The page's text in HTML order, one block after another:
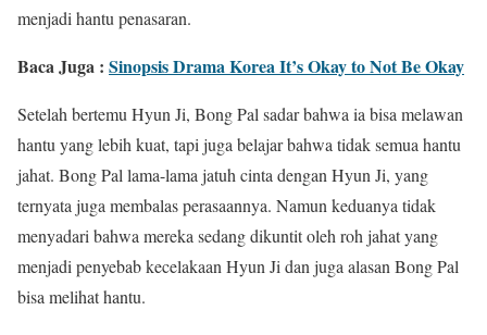
menjadi hantu penasaran.
Baca Juga : Sinopsis Drama Korea It’s Okay to Not Be Okay
Setelah bertemu Hyun Ji, Bong Pal sadar bahwa ia bisa melawan
hantu yang lebih kuat, tapi juga belajar bahwa tidak semua hantu
jahat. Bong Pal lama-lama jatuh cinta dengan Hyun Ji, yang
ternyata juga membalas perasaannya. Namun keduanya tidak
menyadari bahwa mereka sedang dikuntit oleh roh jahat yang
menjadi penyebab kecelakaan Hyun Ji dan juga alasan Bong Pal
bisa melihat hantu.